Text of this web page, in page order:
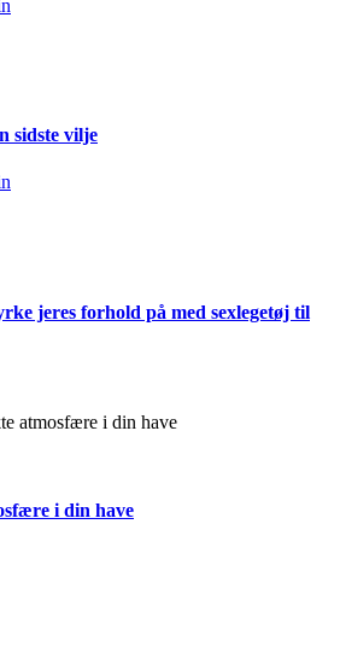
sidste vilje
jeres forhold på med sexlegetøj til
i din have